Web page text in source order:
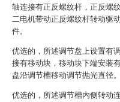
轴连接有正反螺纹杆，正反螺
二电机带动正反螺纹杆转动驱
件。
优选的，所述调节盘上设置有
接有移动块，移动块下端安装
盘沿调节槽移动调节抛光直径。
优选的，所述调节槽内侧转动